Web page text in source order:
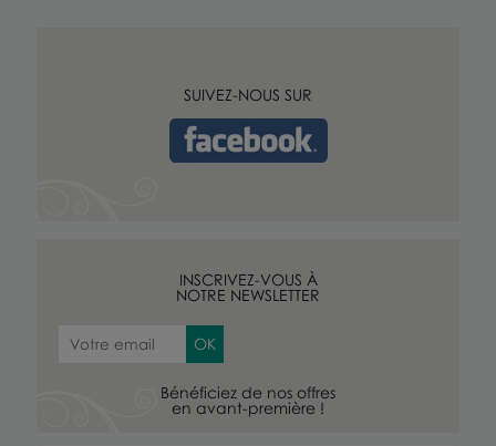
SUIVEZ-NOUS SUR
INSCRIVEZ-VOUS À
NOTRE NEWSLETTER
Bénéficiez de nos offres
en avant-première !